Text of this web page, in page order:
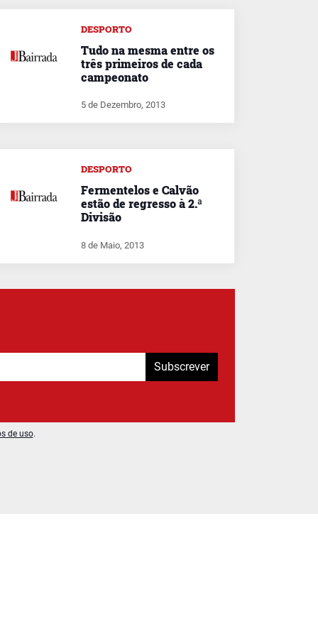
DESPORTO
Tudo na mesma entre os
três primeiros de cada
campeonato
5 de Dezembro, 2013
DESPORTO
Fermentelos e Calvão
estão de regresso à 2.ª
Divisão
8 de Maio, 2013
Subscrever
de uso.